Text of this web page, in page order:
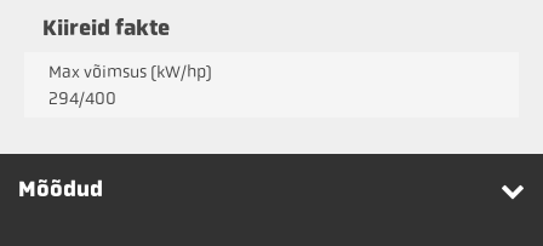
Kiireid fakte
Max võimsus (kW/hp)
294/400
Mõõdud